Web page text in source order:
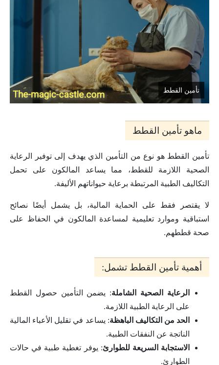
تأمين القطط
ماهو تأمين القطط
تأمين القطط هو نوع من التأمين الذي يهدف إلى توفير الرعاية
الصحية اللازمة للقطط، مما يساعد المالكون على تحمل
التكاليف الطبية المرتبطة برعاية حيواناتهم الأليفة.
لا يقتصر فقط على الحماية المالية، بل يشمل أيضًا نصائح
استباقية وموارد تعليمية لمساعدة المالكون في الحفاظ على
صحة قططهم.
أهمية تأمين القطط تشمل:
الرعاية الصحية الشاملة: يضمن التأمين حصول القطط
على الرعاية الطبية اللازمة.
الحد من التكاليف الباهظة: يساعد في تقليل الأعباء المالية
الناتجة عن النفقات الطبية.
الاستجابة السريعة للطوارئ: يوفر تغطية طبية في حالات
الطوارئ.